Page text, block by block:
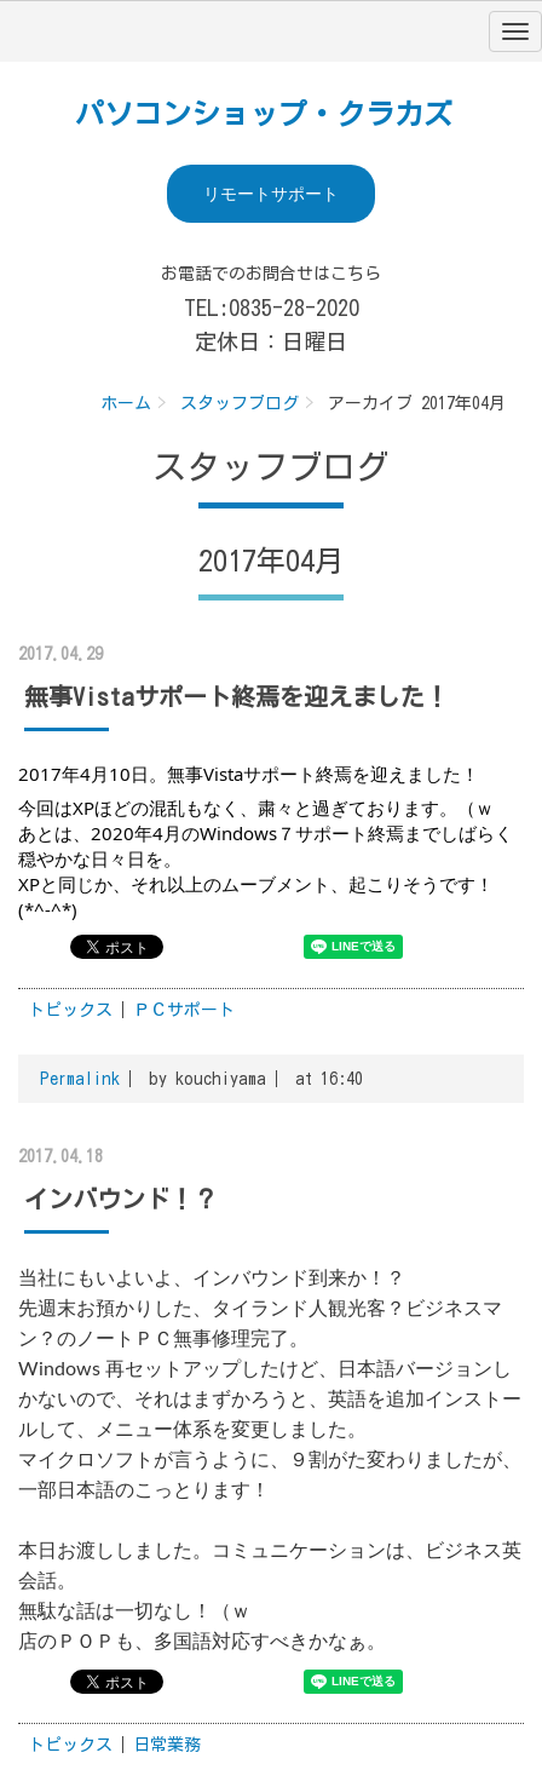
パソコンショップ・クラカズ
リモートサポート
お電話でのお問合せはこちら
TEL:0835-28-2020
定休日：日曜日
ホーム スタッフブログ アーカイブ 2017年04月
スタッフブログ
2017年04月
2017.04.29
無事Vistaサポート終焉を迎えました！
2017年4月10日。無事Vistaサポート終焉を迎えました！
今回はXPほどの混乱もなく、粛々と過ぎております。（ｗ
あとは、2020年4月のWindows７サポート終焉までしばらく
穏やかな日々日を。
XPと同じか、それ以上のムーブメント、起こりそうです！
(*^-^*)
トピックス ＰＣサポート
Permalink by kouchiyama at 16:40
2017.04.18
インバウンド！？
当社にもいよいよ、インバウンド到来か！？
先週末お預かりした、タイランド人観光客？ビジネスマ
ン？のノートＰＣ無事修理完了。
Windows 再セットアップしたけど、日本語バージョンし
かないので、それはまずかろうと、英語を追加インストー
ルして、メニュー体系を変更しました。
マイクロソフトが言うように、９割がた変わりましたが、
一部日本語のこっとります！
本日お渡ししました。コミュニケーションは、ビジネス英
会話。
無駄な話は一切なし！（ｗ
店のＰＯＰも、多国語対応すべきかなぁ。
トピックス 日常業務